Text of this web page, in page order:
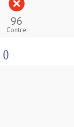
96
Contre
()